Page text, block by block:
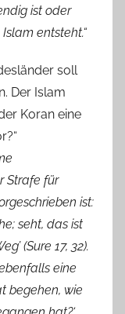
ist oder
entsteht.“
soll
Der Islam
Koran eine
Strafe für
ist:
seht, das ist
(Sure 17, 32).
eine
begehen, wie